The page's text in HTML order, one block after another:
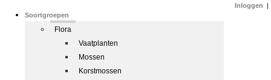
Soortgroepen
Flora
Vaatplanten
Mossen
Korstmossen
Inloggen |